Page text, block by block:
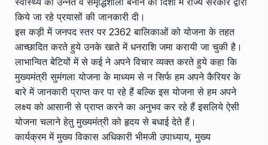
किये जा रहे प्रयासों की जानकारी दी।
इस कड़ी में जनपद स्तर पर 2362 बालिकाओं को योजना के तहत
आच्छादित करते हुये उनके खाते में धनराशि जमा करायी जा चुकी है।
लाभान्वित बेटियों में से कई ने अपने विचार व्यक्त करते हुये कहा कि
मुख्यमंत्री सुमंगला योजना के माध्यम से न सिर्फ हम अपने कैरियर के
बारे में जानकारी प्राप्त कर पा रहे हैं बल्कि इस योजना से हम अपने
लक्ष्य को आसानी से प्राप्त करने का अनुभव कर रहे हैं इसलिये ऐसी
योजना चलाने हेतु मुख्यमंत्री को हृदय से बधाई देते हैं।
कार्यक्रम में मुख्य विकास अधिकारी भीमजी उपाध्याय, मुख्य